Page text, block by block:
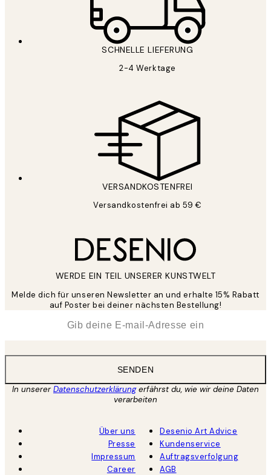
SCHNELLE LIEFERUNG
2-4 Werktage
VERSANDKOSTENFREI
Versandkostenfrei ab 59 €
WERDE EIN TEIL UNSERER KUNSTWELT
Melde dich für unseren Newsletter an und erhalte 15% Rabatt
auf Poster bei deiner nächsten Bestellung!
SENDEN
In unsererDatenschutzerklärungerfährst du, wie wir deine Daten
verarbeiten
Über uns
Presse
Impressum
Career
Desenio Art Advice
Kundenservice
Auftragsverfolgung
AGB